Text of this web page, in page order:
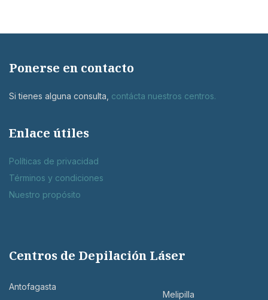
Ponerse en contacto
Si tienes alguna consulta, contácta nuestros centros.
Enlace útiles
Políticas de privacidad
Términos y condiciones
Nuestro propósito
Centros de Depilación Láser
Antofagasta
Melipilla